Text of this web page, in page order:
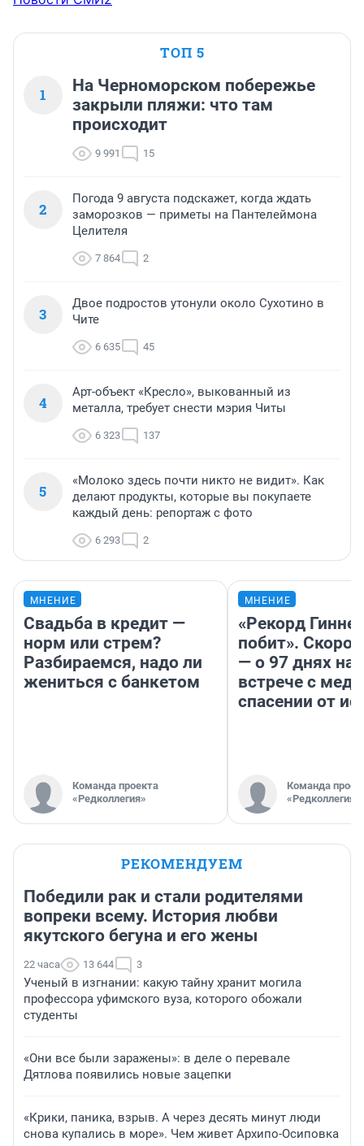
ТОП 5
1
На Черноморском побережье
закрыли пляжи: что там
происходит
9 991 15
2
Погода 9 августа подскажет, когда ждать
заморозков — приметы на Пантелеймона
Целителя
7 864 2
3
Двое подростов утонули около Сухотино в
Чите
6 635 45
4
Арт-объект «Кресло», выкованный из
металла, требует снести мэрия Читы
6 323 137
5
«Молоко здесь почти никто не видит». Как
делают продукты, которые вы покупаете
каждый день: репортаж с фото
6 293 2
МНЕНИЕ
Свадьба в кредит —
норм или стрем?
Разбираемся, надо ли
жениться с банкетом
Команда проекта
«Редколлегия»
МНЕНИЕ
«Рекорд
побит».
— о 97 днях на
встрече с
спасении от
Команда
«Редколлегия»
РЕКОМЕНДУЕМ
Победили рак и стали родителями
вопреки всему. История любви
якутского бегуна и его жены
22 часа 13 644 3
Ученый в изгнании: какую тайну хранит могила
профессора уфимского вуза, которого обожали
студенты
«Они все были заражены»: в деле о перевале
Дятлова появились новые зацепки
«Крики, паника, взрыв. А через десять минут люди
снова купались в море». Чем живет Архипо-Осиповка